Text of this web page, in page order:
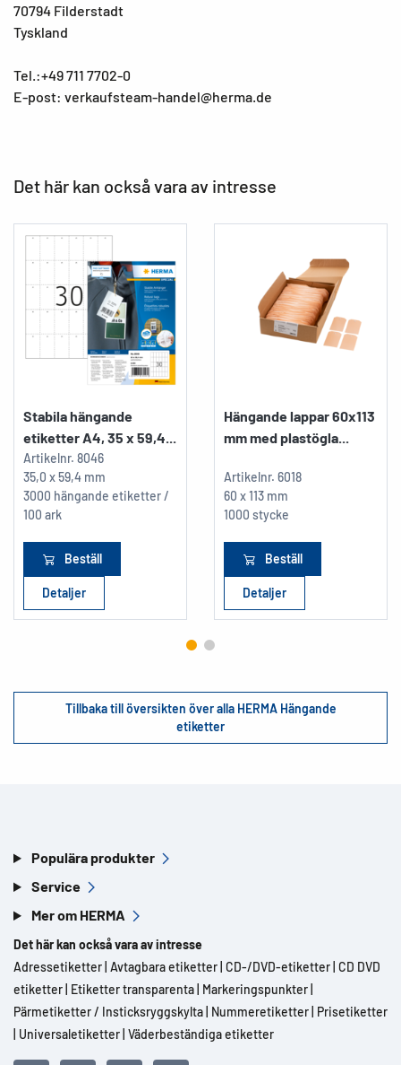
70794 Filderstadt
Tyskland
Tel.:+49 711 7702-0
E-post: verkaufsteam-handel@herma.de
Det här kan också vara av intresse
Stabila hängande
etiketter A4, 35 x 59,4...
Artikelnr. 8046
35,0 x 59,4 mm
3000 hängande etiketter /
100 ark
Beställ
Detaljer
Hängande lappar 60x113
mm med plastögla...
Artikelnr. 6018
60 x 113 mm
1000 stycke
Beställ
Detaljer
Tillbaka till översikten över alla HERMA Hängande
etiketter
Populära produkter
Service
Mer om HERMA
Det här kan också vara av intresse
Adressetiketter Avtagbara etiketter CD-/DVD-etiketter CD DVD
etiketter Etiketter transparenta Markeringspunkter
Pärmetiketter / Insticksryggskylta Nummeretiketter Prisetiketter
Universaletiketter Väderbeständiga etiketter